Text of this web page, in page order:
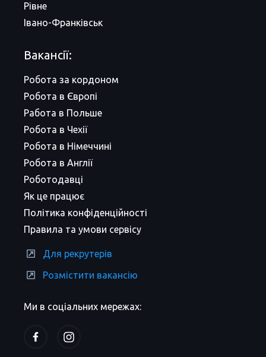
Ми в соціальних мережах:
Рівне
Івано-Франківськ
Вакансії:
Робота за кордоном
Робота в Європі
Работа в Польше
Робота в Чехії
Робота в Німеччині
Робота в Англії
Роботодавці
Як це працює
Політика конфіденційності
Правила та умови сервісу
Для рекрутерів
Розмістити вакансію